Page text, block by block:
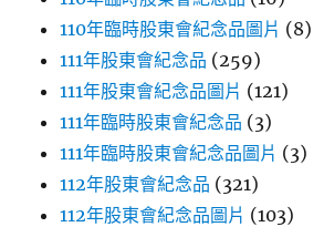
110年臨時股東會紀念品圖片 (8)
111年股東會紀念品 (259)
111年股東會紀念品圖片 (121)
111年臨時股東會紀念品 (3)
111年臨時股東會紀念品圖片 (3)
112年股東會紀念品 (321)
112年股東會紀念品圖片 (103)